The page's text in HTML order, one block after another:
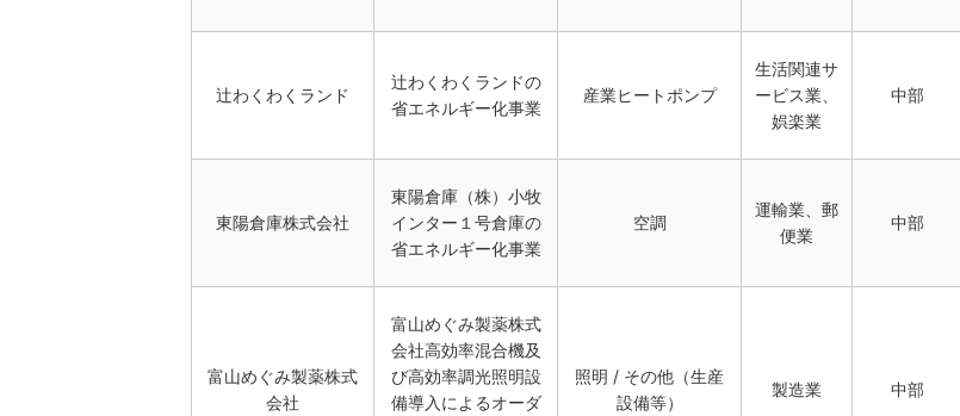
辻わくわくランド
辻わくわくランドの
省エネルギー化事業
産業ヒートポンプ
生活関連サ
ービス業、
娯楽業
中部
東陽倉庫株式会社
東陽倉庫（株）小牧
インター１号倉庫の
省エネルギー化事業
空調
運輸業、郵
便業
中部
富山めぐみ製薬株式
会社
富山めぐみ製薬株式
会社高効率混合機及
び高効率調光照明設
備導入によるオーダ
照明 / その他（生産
設備等）
製造業 中部